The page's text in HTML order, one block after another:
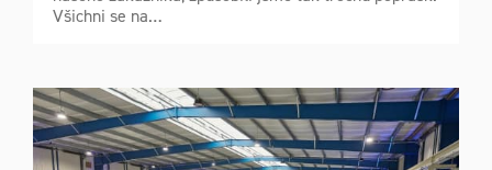
Všichni se na…